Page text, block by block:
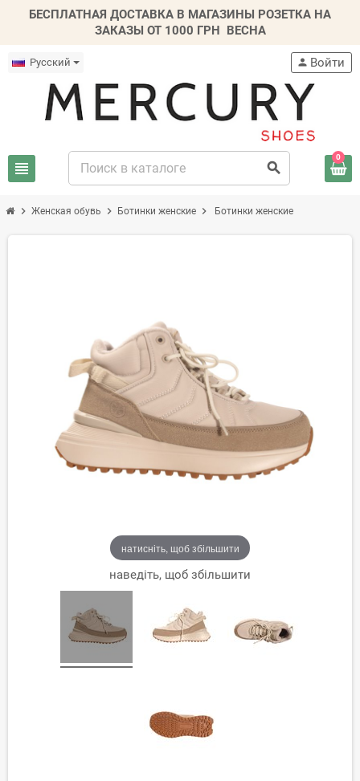
БЕСПЛАТНАЯ ДОСТАВКА В МАГАЗИНЫ РОЗЕТКА НА
ЗАКАЗЫ ОТ 1000 ГРН ВЕСНА
Русский
view_headline search
person Войти
0
chevron_right Женская обувь chevron_right Ботинки женские chevron_right Ботинки женские
натисніть, щоб збільшити
наведіть, щоб збільшити